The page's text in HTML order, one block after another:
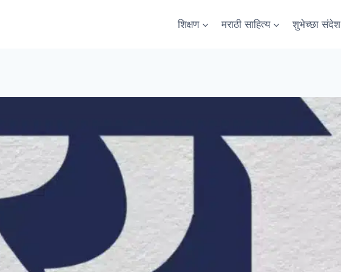
शिक्षण मराठी साहित्य शुभेच्छा संदेश